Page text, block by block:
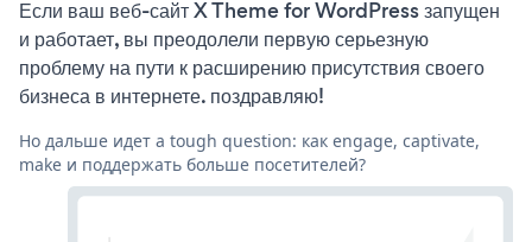
Если ваш веб-сайт X Theme for WordPress запущен
и работает, вы преодолели первую серьезную
проблему на пути к расширению присутствия своего
бизнеса в интернете. поздравляю!
Но дальше идет a tough question: как engage, captivate,
make и поддержать больше посетителей?